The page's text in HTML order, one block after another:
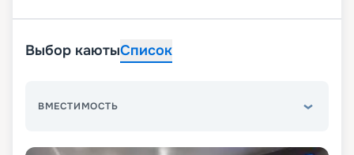
Выбор каютыСписок
ВМЕСТИМОСТЬ